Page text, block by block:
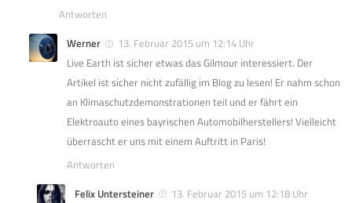
Antworten
Werner
13. Februar 2015 um 12:14 Uhr
Live Earth ist sicher etwas das Gilmour interessiert. Der
Artikel ist sicher nicht zufällig im Blog zu lesen! Er nahm schon
an Klimaschutzdemonstrationen teil und er fährt ein
Elektroauto eines bayrischen Automobilherstellers! Vielleicht
überrascht er uns mit einem Auftritt in Paris!
Antworten
Felix Untersteiner
13. Februar 2015 um 12:18 Uhr